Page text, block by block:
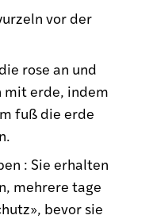
vor der
rose an und
mit erde, indem
fuß die erde
: Sie erhalten
mehrere tage
bevor sie